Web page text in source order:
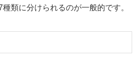
類に分けられるのが一般的です。